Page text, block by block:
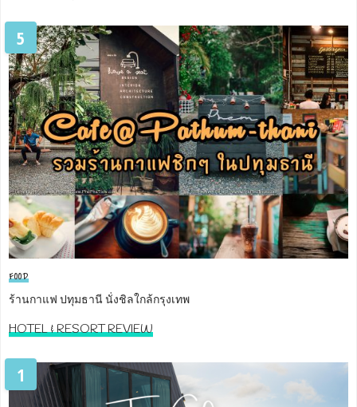
5
FOOD
ร้านกาแฟ ปทุมธานี นั่งชิลใกล้กรุงเทพ
HOTEL & RESORT REVIEW
1